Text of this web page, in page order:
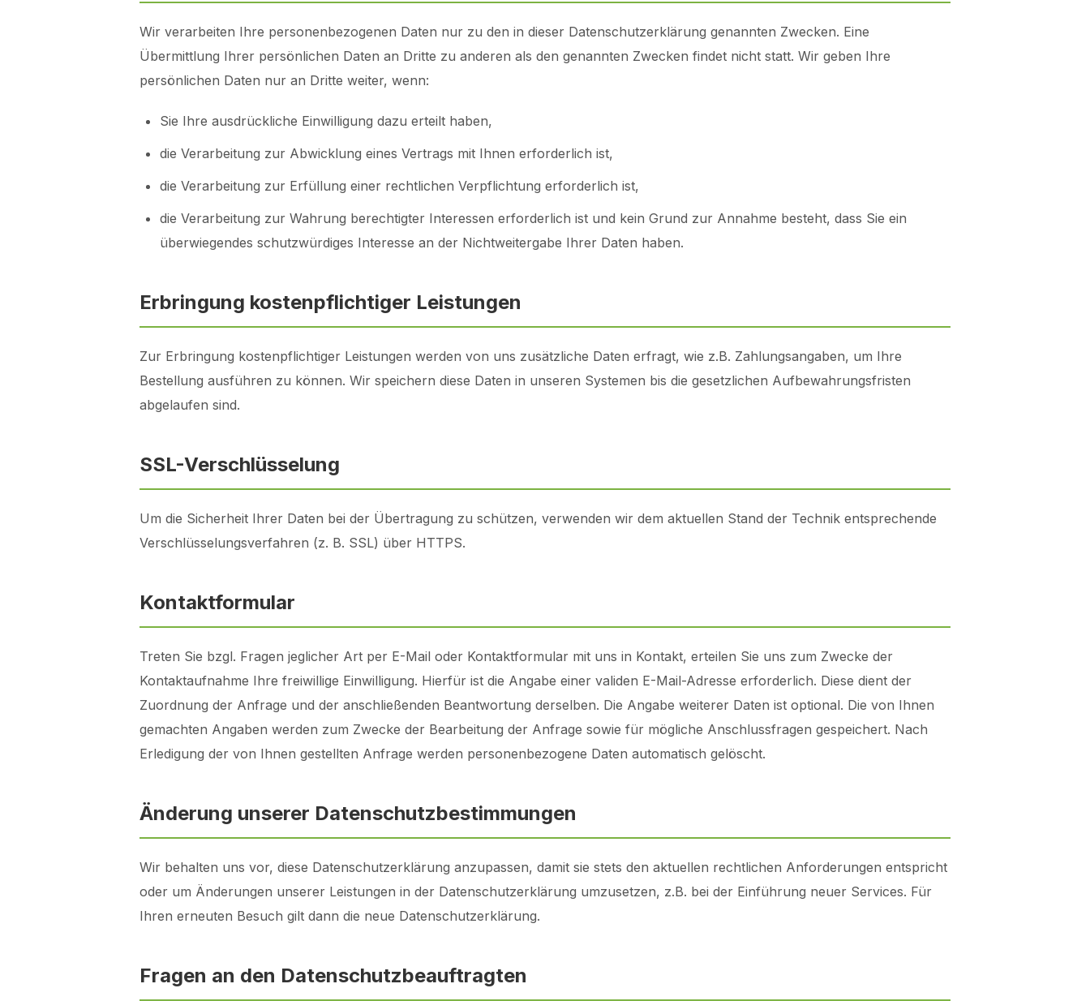
Wir verarbeiten Ihre personenbezogenen Daten nur zu den in dieser Datenschutzerklärung genannten Zwecken. Eine
Übermittlung Ihrer persönlichen Daten an Dritte zu anderen als den genannten Zwecken findet nicht statt. Wir geben Ihre
persönlichen Daten nur an Dritte weiter, wenn:
Sie Ihre ausdrückliche Einwilligung dazu erteilt haben,
die Verarbeitung zur Abwicklung eines Vertrags mit Ihnen erforderlich ist,
die Verarbeitung zur Erfüllung einer rechtlichen Verpflichtung erforderlich ist,
die Verarbeitung zur Wahrung berechtigter Interessen erforderlich ist und kein Grund zur Annahme besteht, dass Sie ein
überwiegendes schutzwürdiges Interesse an der Nichtweitergabe Ihrer Daten haben.
Erbringung kostenpflichtiger Leistungen
Zur Erbringung kostenpflichtiger Leistungen werden von uns zusätzliche Daten erfragt, wie z.B. Zahlungsangaben, um Ihre
Bestellung ausführen zu können. Wir speichern diese Daten in unseren Systemen bis die gesetzlichen Aufbewahrungsfristen
abgelaufen sind.
SSL-Verschlüsselung
Um die Sicherheit Ihrer Daten bei der Übertragung zu schützen, verwenden wir dem aktuellen Stand der Technik entsprechende
Verschlüsselungsverfahren (z. B. SSL) über HTTPS.
Kontaktformular
Treten Sie bzgl. Fragen jeglicher Art per E-Mail oder Kontaktformular mit uns in Kontakt, erteilen Sie uns zum Zwecke der
Kontaktaufnahme Ihre freiwillige Einwilligung. Hierfür ist die Angabe einer validen E-Mail-Adresse erforderlich. Diese dient der
Zuordnung der Anfrage und der anschließenden Beantwortung derselben. Die Angabe weiterer Daten ist optional. Die von Ihnen
gemachten Angaben werden zum Zwecke der Bearbeitung der Anfrage sowie für mögliche Anschlussfragen gespeichert. Nach
Erledigung der von Ihnen gestellten Anfrage werden personenbezogene Daten automatisch gelöscht.
Änderung unserer Datenschutzbestimmungen
Wir behalten uns vor, diese Datenschutzerklärung anzupassen, damit sie stets den aktuellen rechtlichen Anforderungen entspricht
oder um Änderungen unserer Leistungen in der Datenschutzerklärung umzusetzen, z.B. bei der Einführung neuer Services. Für
Ihren erneuten Besuch gilt dann die neue Datenschutzerklärung.
Fragen an den Datenschutzbeauftragten